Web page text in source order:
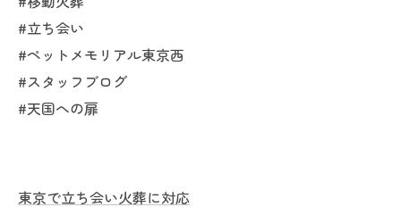
#立ち会い
#ペットメモリアル東京西
#スタッフブログ
#天国への扉
東京で立ち会い火葬に対応